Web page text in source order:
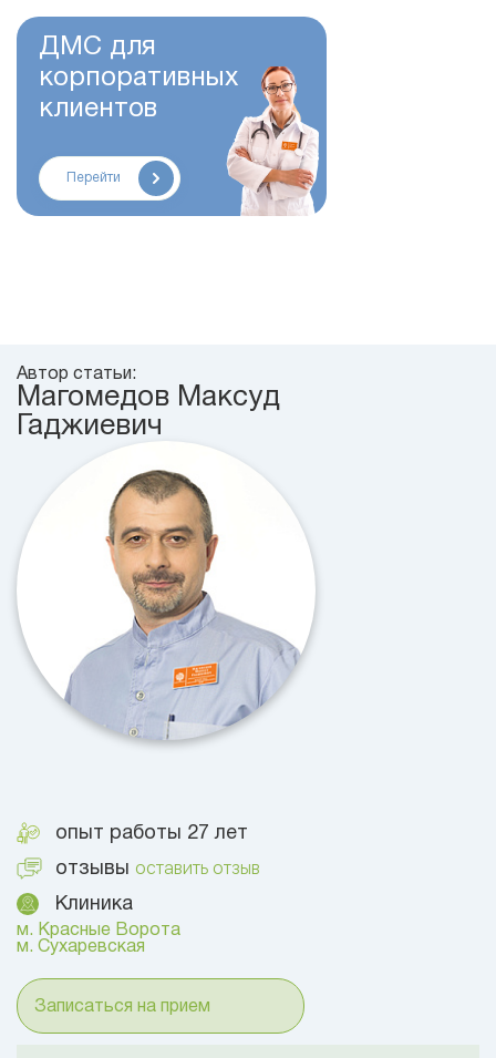
ДМС для
корпоративных
клиентов
Перейти
Автор статьи:
Магомедов Максуд
Гаджиевич
опыт работы 27 лет
отзывы оставить отзыв
Клиника
м. Красные Ворота
м. Сухаревская
Записаться на прием